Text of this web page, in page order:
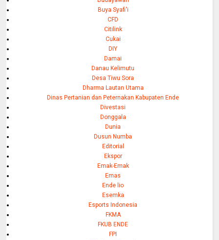
Buya Syafi'i
CFD
Citilink
Cukai
DIY
Damai
Danau Kelimutu
Desa Tiwu Sora
Dharma Lautan Utama
Dinas Pertanian dan Peternakan Kabupaten Ende
Divestasi
Donggala
Dunia
Dusun Numba
Editorial
Ekspor
Emak-Emak
Emas
Ende lio
Esemka
Esports Indonesia
FKMA
FKUB ENDE
FPI